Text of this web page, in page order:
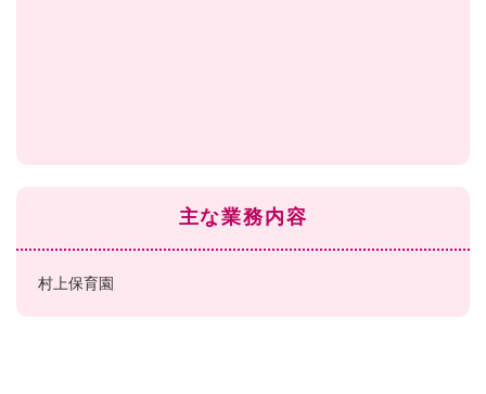
主な業務内容
村上保育園